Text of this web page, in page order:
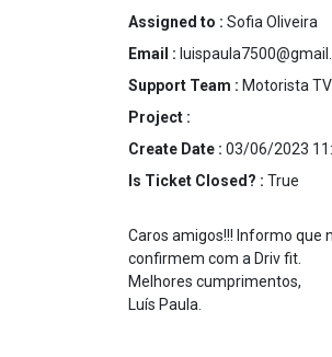
Assigned to : Sofia Oliveira
Email :
Support Team : Motorista
Project :
Create Date : 03/06/2023
Is Ticket Closed? : True
Caros amigos!!! Informo que
confirmem com a Driv fit.
Melhores cumprimentos,
Luís Paula.